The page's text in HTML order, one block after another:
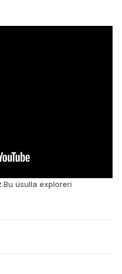
üsulla exploreri